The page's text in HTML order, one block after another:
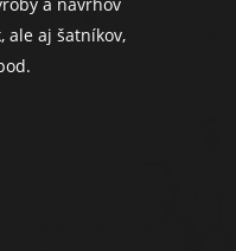
ale aj šatníkov,